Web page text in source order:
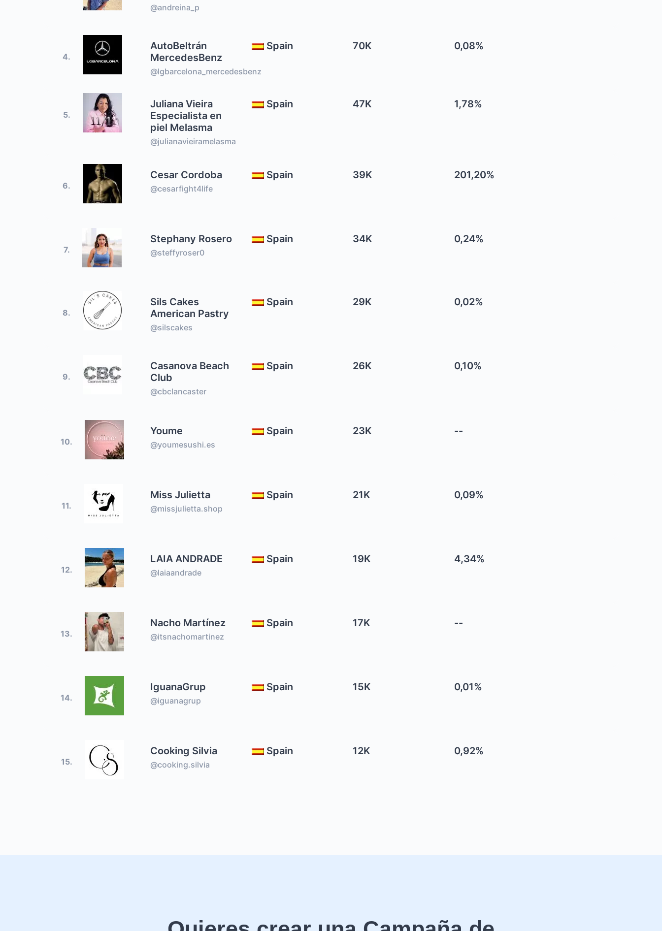
@andreina_p
4.
AutoBeltrán
MercedesBenz
@lgbarcelona_mercedesbenz
Spain 70K 0,08%
5.
Juliana Vieira
Especialista en
piel Melasma
@julianavieiramelasma
Spain 47K 1,78%
6.
Cesar Cordoba
@cesarfight4life
Spain 39K 201,20%
7.
Stephany Rosero
@steffyroser0
Spain 34K 0,24%
8.
Sils Cakes
American Pastry
@silscakes
Spain 29K 0,02%
9.
Casanova Beach
Club
@cbclancaster
Spain 26K 0,10%
10.
Youme
@youmesushi.es
Spain 23K --
11.
Miss Julietta
@missjulietta.shop
Spain 21K 0,09%
12.
LAIA ANDRADE
@laiaandrade
Spain 19K 4,34%
13.
Nacho Martínez
@itsnachomartinez
Spain 17K --
14.
IguanaGrup
@iguanagrup
Spain 15K 0,01%
15.
Cooking Silvia
@cooking.silvia
Spain 12K 0,92%